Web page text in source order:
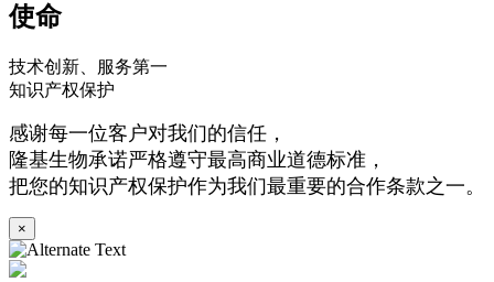
使命
技术创新、服务第一
知识产权保护
感谢每一位客户对我们的信任，
隆基生物承诺严格遵守最高商业道德标准，
把您的知识产权保护作为我们最重要的合作条款之一。
×